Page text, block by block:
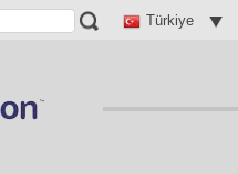
Türkiye